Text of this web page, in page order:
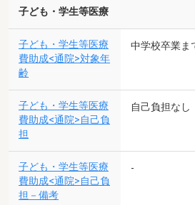
子ども・学生等医療
子ども・学生等医療
費助成<通院>対象年
齢
中学校卒業ま
子ども・学生等医療
費助成<通院>自己負
担
自己負担なし
子ども・学生等医療
費助成<通院>自己負
担－備考
-